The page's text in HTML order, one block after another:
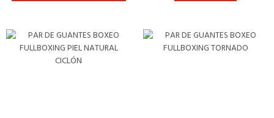
Este
producto